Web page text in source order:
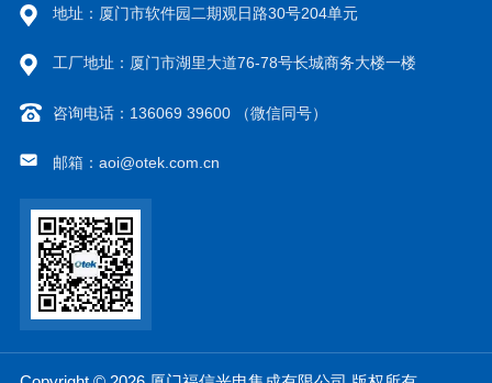
地址：厦门市软件园二期观日路30号204单元
工厂地址：厦门市湖里大道76-78号长城商务大楼一楼
咨询电话：136069 39600 （微信同号）
邮箱：aoi@otek.com.cn